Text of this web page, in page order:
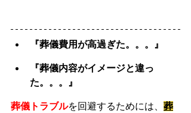
『葬儀費用が高過ぎた。。。』
『葬儀内容がイメージと違っ
た。。。』
葬儀トラブルを回避するためには、 葬